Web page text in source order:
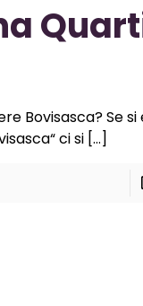
Bovisasca? Se si
ci si[…]